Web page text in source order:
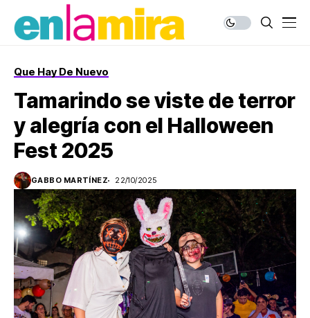
Que Hay De Nuevo
Tamarindo se viste de terror
y alegría con el Halloween
Fest 2025
GABBO MARTÍNEZ 22/10/2025